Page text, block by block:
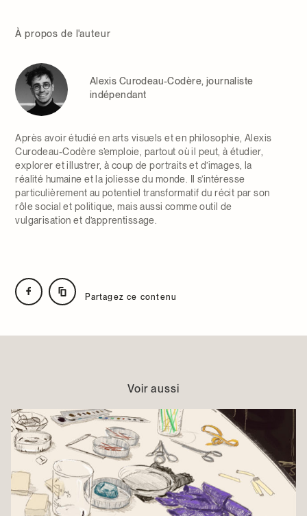
À propos de l'auteur
Alexis Curodeau-Codère, journaliste
indépendant
Après avoir étudié en arts visuels et en philosophie, Alexis
Curodeau-Codère s’emploie, partout où il peut, à étudier,
explorer et illustrer, à coup de portraits et d’images, la
réalité humaine et la joliesse du monde. Il s’intéresse
particulièrement au potentiel transformatif du récit par son
rôle social et politique, mais aussi comme outil de
vulgarisation et d’apprentissage.
Partagez ce contenu
Voir aussi